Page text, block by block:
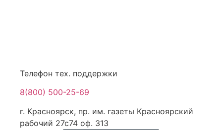
Телефон тех. поддержки
8(800) 500-25-69
г. Красноярск, пр. им. газеты Красноярский
рабочий 27с74 оф. 313